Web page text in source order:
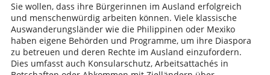
Sie wollen, dass ihre Bürgerinnen im Ausland erfolgreich
und menschenwürdig arbeiten können. Viele klassische
Auswanderungsländer wie die Philippinen oder Mexiko
haben eigene Behörden und Programme, um ihre Diaspora
zu betreuen und deren Rechte im Ausland einzufordern.
Dies umfasst auch Konsularschutz, Arbeitsattachés in